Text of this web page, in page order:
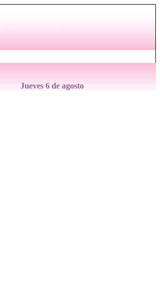
Jueves 6 de agosto